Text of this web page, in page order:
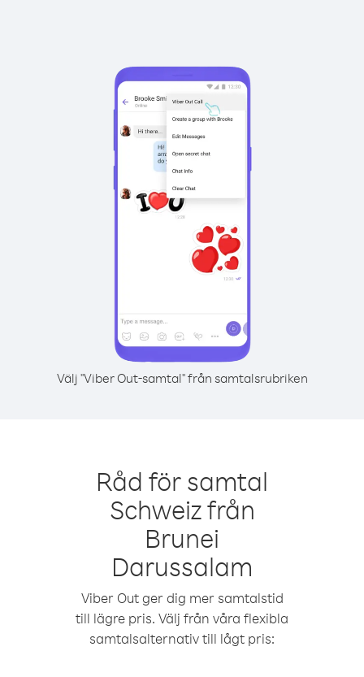
Välj "Viber Out-samtal" från samtalsrubriken
Råd för samtal
Schweiz från
Brunei
Darussalam
Viber Out ger dig mer samtalstid
till lägre pris. Välj från våra flexibla
samtalsalternativ till lågt pris: